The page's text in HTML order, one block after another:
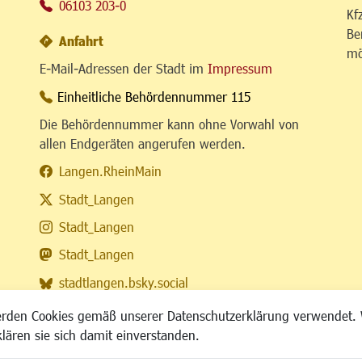
Cookies gemäß unserer Datenschutzerklärung
sie sich damit einverstanden.
06103 203-0
Anfahrt
E-Mail-Adressen der Stadt im Impressum
Einheitliche Behördennummer 115
Die Behördennummer kann ohne Vorwahl von
allen Endgeräten angerufen werden.
Langen.RheinMain
Stadt_Langen
Stadt_Langen
Stadt_Langen
stadtlangen.bsky.social
RSS-Feed